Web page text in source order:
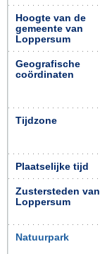
Hoogte van de
gemeente van
Loppersum
Geografische
coördinaten
Tijdzone
Plaatselijke tijd
Zustersteden van
Loppersum
Natuurpark